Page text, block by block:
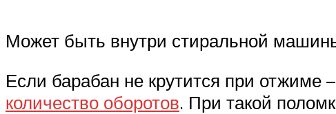
Может быть внутри стиральной
Если барабан не крутится при отжиме
количество оборотов. При такой